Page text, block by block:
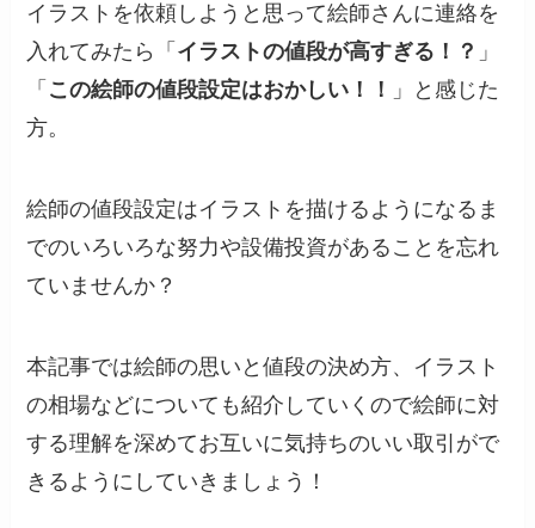
イラストを依頼しようと思って絵師さんに連絡を
入れてみたら「 イラストの値段が高すぎる！？ 」
「 この絵師の値段設定はおかしい！！
」と感じた
方。
絵師の値段設定はイラストを描けるようになるま
でのいろいろな努力や設備投資があることを忘れ
ていませんか？
本記事では絵師の思いと値段の決め方、イラスト
の相場などについても紹介していくので絵師に対
する理解を深めてお互いに気持ちのいい取引がで
きるようにしていきましょう！